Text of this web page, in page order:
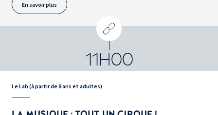
En savoir plus
11H00
Le Lab (à partir de 8 ans et adultes)